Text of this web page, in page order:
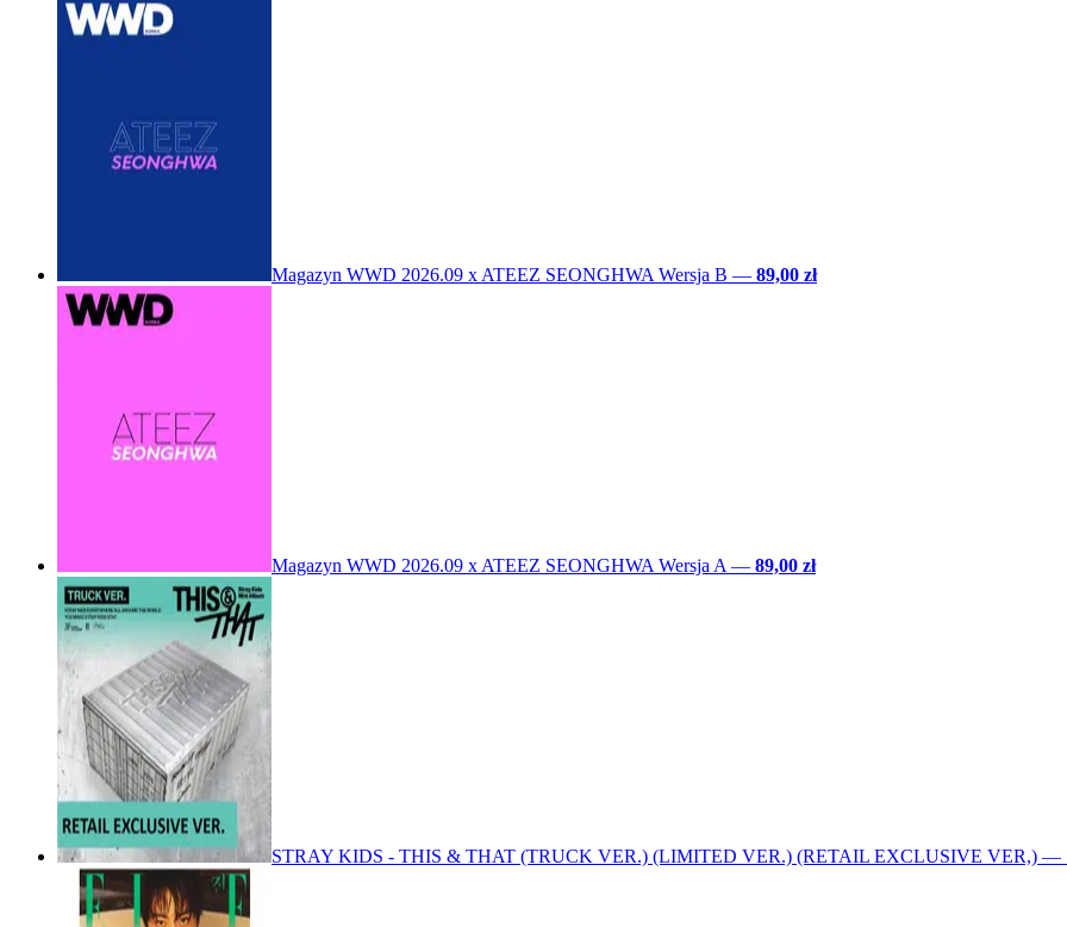
Magazyn WWD 2026.09 x ATEEZ SEONGHWA Wersja B — 89,00 zł
Magazyn WWD 2026.09 x ATEEZ SEONGHWA Wersja A — 89,00 zł
STRAY KIDS - THIS & THAT (TRUCK VER.) (LIMITED VER.) (RETAIL EXCLUSIVE VER,) —